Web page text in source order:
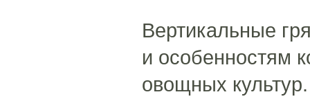
Вертикальные
и особенностям
овощных